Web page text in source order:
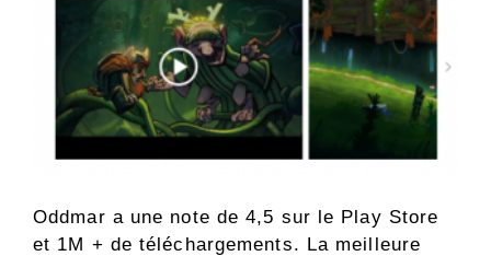
Oddmar a une note de 4,5 sur le Play Store
et 1M + de téléchargements. La meilleure